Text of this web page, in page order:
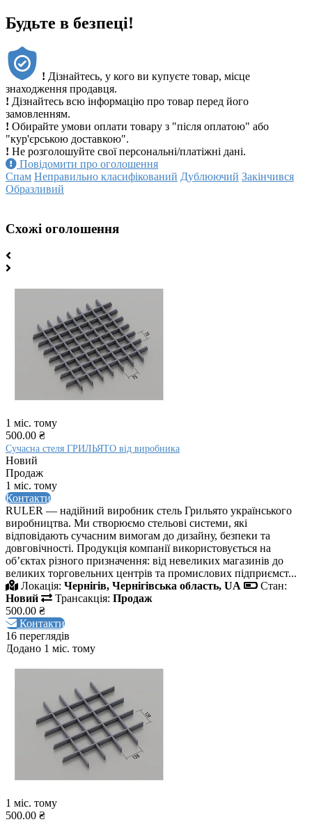
Будьте в безпеці!
! Дізнайтесь, у кого ви купуєте товар, місце
знаходження продавця.
! Дізнайтесь всю інформацію про товар перед його
замовленням.
! Обирайте умови оплати товару з "після оплатою" або
"кур'єрською доставкою".
! Не розголошуйте свої персональні/платіжні дані.
Повідомити про оголошення
Спам Неправильно класифікований Дублюючий Закінчився
Образливий
Схожі оголошення
1 міс. тому
500.00 ₴
Сучасна стеля ГРИЛЬЯТО від виробника
Новий
Продаж
1 міс. тому
Контакти
RULER — надійний виробник стель Грильято українського
виробництва. Ми створюємо стельові системи, які
відповідають сучасним вимогам до дизайну, безпеки та
довговічності. Продукція компанії використовується на
об’єктах різного призначення: від невеликих магазинів до
великих торговельних центрів та промислових підприємст...
Локація: Чернігів, Чернігівська область, UA
Стан:
Новий
Трансакція: Продаж
500.00 ₴
Контакти
16 переглядів
Додано 1 міс. тому
1 міс. тому
500.00 ₴